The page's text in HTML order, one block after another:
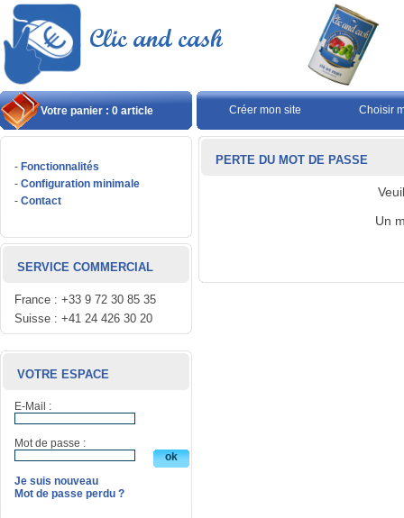
Votre panier : 0 article Créer mon site Choisir
- Fonctionnalités
- Configuration minimale
- Contact
SERVICE COMMERCIAL
France : +33 9 72 30 85 35
Suisse : +41 24 426 30 20
VOTRE ESPACE
E-Mail :
Mot de passe :
Je suis nouveau
Mot de passe perdu ?
PERTE DU MOT DE PASSE
Un